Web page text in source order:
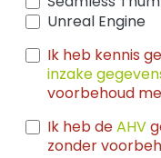
Unreal Engine
Ik heb kennis
inzake
voorbehoud
Ik heb deAHV
zonder